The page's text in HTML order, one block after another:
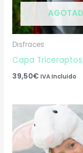
Disfraces
Capa Triceraptos
39,50€ IVA Incluido